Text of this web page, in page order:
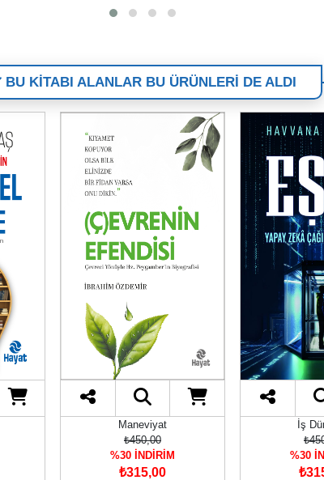
BU KİTABI ALANLAR BU ÜRÜNLERİ DE ALDI
Maneviyat
₺450,00
%30 İNDİRİM
₺315,00
İş
%30